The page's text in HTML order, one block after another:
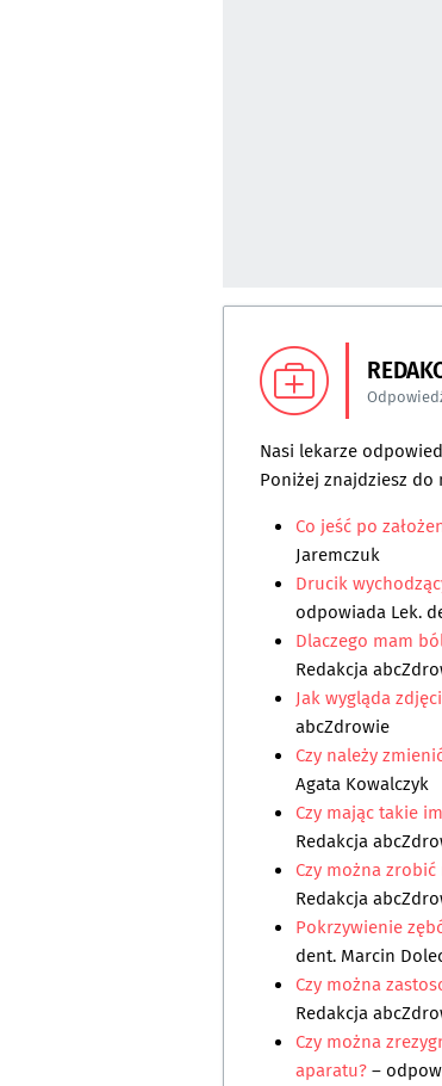
Nasi lekarze
Poniżej znajdziesz
Co jeść po
Jaremczuk
Drucik
odpowiada Lek.
Dlaczego mam
Redakcja
Jak wygląda
abcZdrowie
Czy należy
Agata Kowalczyk
Czy mając takie
Redakcja
Czy można
Redakcja
Pokrzywienie
dent. Marcin
Czy można
Redakcja
Czy można
aparatu?–